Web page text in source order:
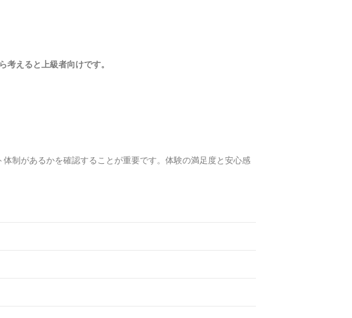
えると上級者向けです。
制があるかを確認することが重要です。体験の満足度と安心感